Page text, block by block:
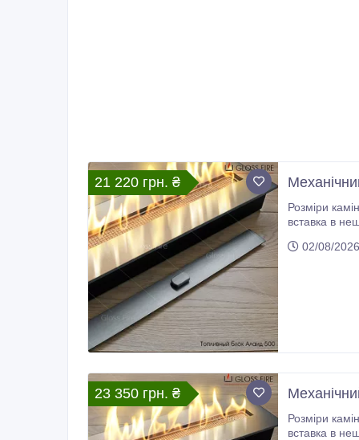
21 220 грн. ₴
Розміри каміна: 500х150х65, мм Длина линии огня: 387 мм
вставка в неширокі, виконані з негорючих матеріалів стіни, ніші, мармурові або кам'яні
02/08/2026
23 350 грн. ₴
Розміри каміна: 600х150х65, мм Довжина лінії вогню:
вставка в неширокі, виконані з негорючих матеріалів стіни, ніші, мармурові або кам'яні